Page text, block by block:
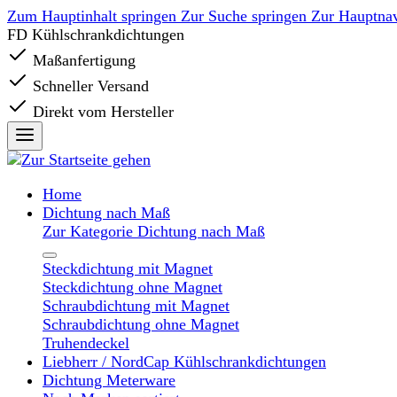
Zum Hauptinhalt springen Zur Suche springen Zur
FD Kühlschrankdichtungen
Maßanfertigung
Schneller Versand
Direkt vom Hersteller
Home
Dichtung nach Maß
Zur Kategorie Dichtung nach Maß
Steckdichtung mit Magnet
Steckdichtung ohne Magnet
Schraubdichtung mit Magnet
Schraubdichtung ohne Magnet
Truhendeckel
Liebherr / NordCap Kühlschrankdichtungen
Dichtung Meterware